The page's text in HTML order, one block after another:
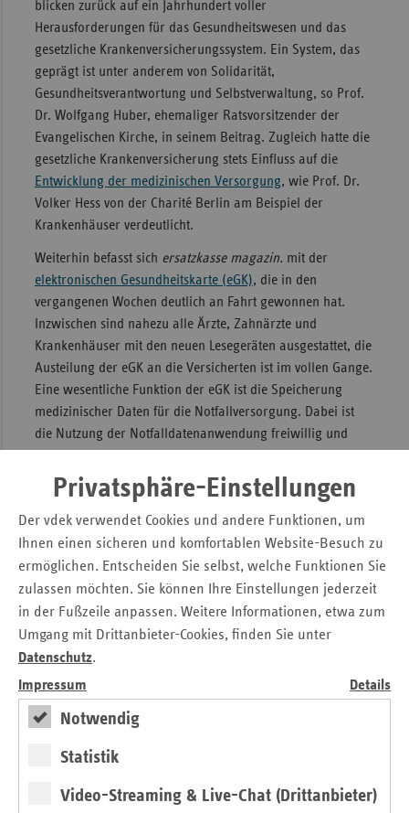
Privatsphäre-Einstellungen
Der vdek verwendet Cookies und andere Funktionen, um
Ihnen einen sicheren und komfortablen Website-Besuch zu
ermöglichen. Entscheiden Sie selbst, welche Funktionen Sie
zulassen möchten. Sie können Ihre Einstellungen jederzeit
in der Fußzeile anpassen. Weitere Informationen, etwa zum
Umgang mit Drittanbieter-Cookies, finden Sie unter
Datenschutz.
Impressum
Details
Notwendig
Statistik
Video-Streaming & Live-Chat (Drittanbieter)
blicken zurück auf ein Jahrhundert voller
Herausforderungen für das Gesundheitswesen und das
gesetzliche Krankenversicherungssystem. Ein System, das
geprägt ist unter anderem von Solidarität,
Gesundheitsverantwortung und Selbstverwaltung, so Prof.
Dr. Wolfgang Huber, ehemaliger Ratsvorsitzender der
Evangelischen Kirche, in seinem Beitrag. Zugleich hatte die
gesetzliche Krankenversicherung stets Einfluss auf die
Entwicklung der medizinischen Versorgung, wie Prof. Dr.
Volker Hess von der Charité Berlin am Beispiel der
Krankenhäuser verdeutlicht.
Weiterhin befasst sich ersatzkasse magazin. mit der
elektronischen Gesundheitskarte (eGK), die in den
vergangenen Wochen deutlich an Fahrt gewonnen hat.
Inzwischen sind nahezu alle Ärzte, Zahnärzte und
Krankenhäuser mit den neuen Lesegeräten ausgestattet, die
Austeilung der eGK an die Versicherten ist im vollen Gange.
Eine wesentliche Funktion der eGK ist die Speicherung
medizinischer Daten für die Notfallversorgung. Dabei ist
die Nutzung der Notfalldatenanwendung freiwillig und
Jürgen Albert von der Bundesärztekammer.
Pflegeneuausrichtungsgesetz: Gute Vorhaben, aber
offene Fragen
Frühe Nutzenbewertung: Zwischenbilanz des IQWiG
IGeL-Monitor: Bedarf an Information und Aufklärung
ist groß
Infos unterwww.vdek.com/magazin
Kontakt
Michaela Gottfried